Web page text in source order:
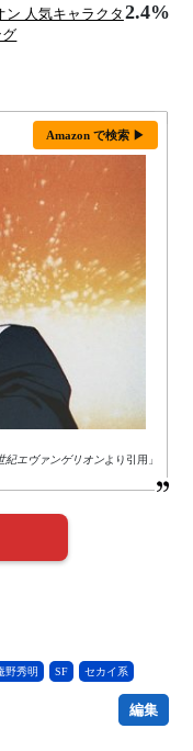
ン 人気キャラクタ 2.4%
Amazon で検索 ▶
紀エヴァンゲリオンより引用」
野秀明 SF セカイ系
編集